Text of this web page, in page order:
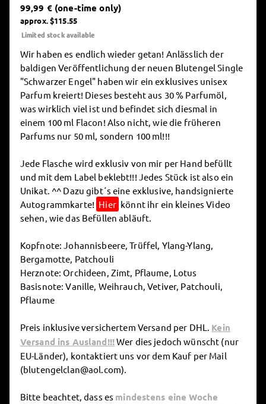
99,99 € (one-time only)
approx. $115.55
Limited stock available
Wir haben es endlich wieder getan! Anlässlich der
baldigen Veröffentlichung der neuen Blutengel Single
"Schwarzer Engel" haben wir ein exklusives unisex
Parfum kreiert! Dieses besteht aus 30 % Parfumöl,
was wirklich viel ist und befindet sich diesmal in
einem 100 ml Flacon! Also nicht, wie die früheren
Parfums nur 50 ml, sondern 100 ml!!!
Jede Flasche wird exklusiv von mir per Hand befüllt
und mit dem Label beklebt!!! Jedes Stück ist also ein
Unikat. ^^ Dazu gibt´s eine exklusive, handsignierte
Autogrammkarte! Hier könnt ihr ein kleines Video
sehen, wie das Befüllen abläuft.
Kopfnote: Johannisbeere, Trüffel, Ylang-Ylang,
Bergamotte, Patchouli
Herznote: Orchideen, Zimt, Pflaume, Lotus
Basisnote: Vanille, Weihrauch, Vetiver, Patchouli,
Pflaume
Preis inklusive versichertem Versand per DHL. Kein
Versand ins Ausland!!!Wer dies jedoch wünscht (nur
EU-Länder), kontaktiert uns vor dem Kauf per Mail
(blutengelclan@aol.com).
Bitte beachtet, dass es mindestens eine Woche